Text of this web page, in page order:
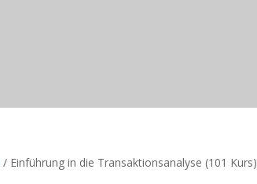
/ Einführung in die Transaktionsanalyse (101 Kurs)